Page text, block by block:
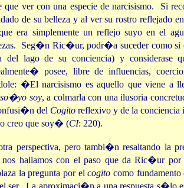
que ver con una especie de narcisismo. Si
de su belleza y al ver su rostro reflejado
era simplemente un reflejo suyo en el
Seg�n Ric�ur, podr�a suceder como si
del lago de su conciencia) y
posee, libre de influencias,
�El narcisismo es aquello que viene a
soy, a colmarla con una ilusoria
del Cogito reflexivo y de la conciencia
creo que soy� (CI: 220).
perspectiva, pero tambi�n resaltando la
nos hallamos con el paso que da Ric�ur por
la pregunta por elcogito como
ser. La aproximaci�n a una respuesta s�lo